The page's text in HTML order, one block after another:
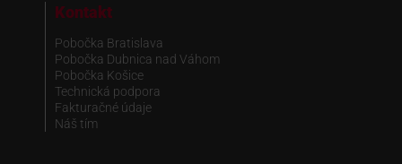
Kontakt
Pobočka Bratislava
Pobočka Dubnica nad Váhom
Pobočka Košice
Technická podpora
Fakturačné údaje
Náš tím